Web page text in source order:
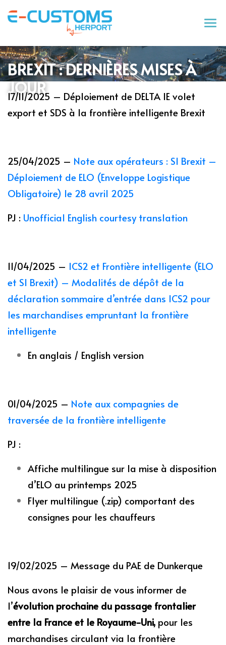
BREXIT : DERNIÈRES MISES À
JOUR
17/11/2025 – Déploiement de DELTA IE volet
export et SDS à la frontière intelligente Brexit
25/04/2025 – Note aux opérateurs : SI Brexit –
Déploiement de ELO (Enveloppe Logistique
Obligatoire) le 28 avril 2025
PJ : Unofficial English courtesy translation
11/04/2025 – ICS2 et Frontière intelligente (ELO
et SI Brexit) – Modalités de dépôt de la
déclaration sommaire d’entrée dans ICS2 pour
les marchandises empruntant la frontière
intelligente
En anglais / English version
01/04/2025 – Note aux compagnies de
traversée de la frontière intelligente
PJ :
Affiche multilingue sur la mise à disposition
d’ELO au printemps 2025
Flyer multilingue (.zip) comportant des
consignes pour les chauffeurs
19/02/2025 – Message du PAE de Dunkerque
Nous avons le plaisir de vous informer de
l’évolution prochaine du passage frontalier
entre la France et le Royaume-Uni, pour les
marchandises circulant via la frontière